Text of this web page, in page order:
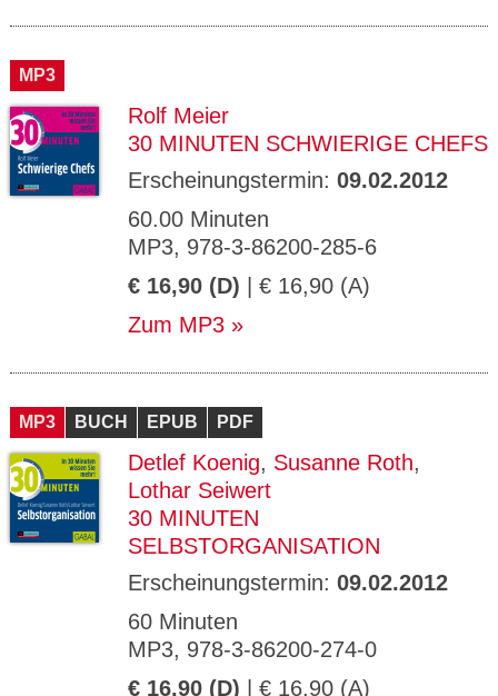
MP3
Rolf Meier
30 MINUTEN SCHWIERIGE CHEFS
Erscheinungstermin: 09.02.2012
60.00 Minuten
MP3, 978-3-86200-285-6
€ 16,90 (D) | € 16,90 (A)
Zum MP3
MP3 BUCH EPUB PDF
Detlef Koenig, Susanne Roth,
Lothar Seiwert
30 MINUTEN
SELBSTORGANISATION
Erscheinungstermin: 09.02.2012
60 Minuten
MP3, 978-3-86200-274-0
€ 16,90 (D) | € 16,90 (A)